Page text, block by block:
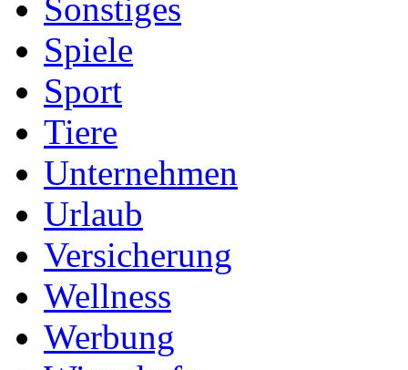
Sonstiges
Spiele
Sport
Tiere
Unternehmen
Urlaub
Versicherung
Wellness
Werbung